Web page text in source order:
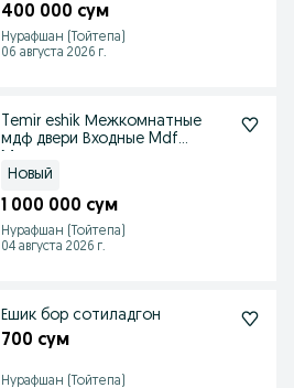
400 000 сум
Нурафшан (Тойтепа)
06 августа 2026 г.
Temir eshik Межкомнатные
мдф двери Входные Mdf
Новый
1 000 000 сум
Нурафшан (Тойтепа)
04 августа 2026 г.
Ешик бор сотиладгон
700 сум
Нурафшан (Тойтепа)